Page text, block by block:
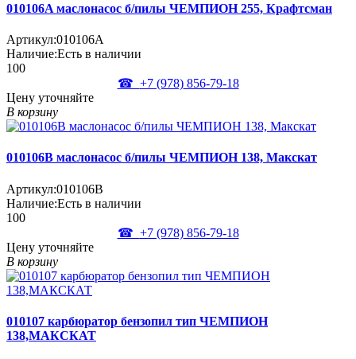
010106A маслонасос б/пилы ЧЕМПИОН 255, Крафтсман
Артикул:010106A
Наличие:Есть в наличии
100
☎ +7 (978)856-79-18
Цену уточняйте
В корзину
010106B маслонасос б/пилы ЧЕМПИОН 138, Макскат
Артикул:010106B
Наличие:Есть в наличии
100
☎ +7 (978)856-79-18
Цену уточняйте
В корзину
010107 карбюратор бензопил тип ЧЕМПИОН
138,МАКСКАТ